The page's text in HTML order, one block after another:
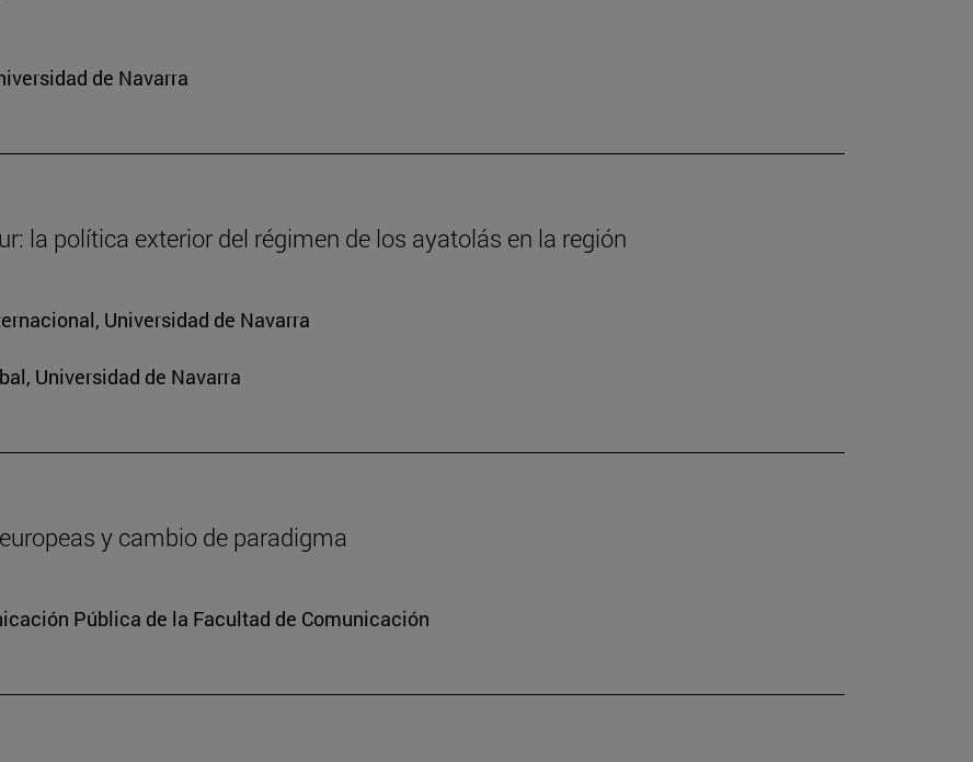
de Navarra
la política exterior del régimen de los ayatolás en la región
Universidad de Navarra
Universidad de Navarra
y cambio de paradigma
Pública de la Facultad de Comunicación